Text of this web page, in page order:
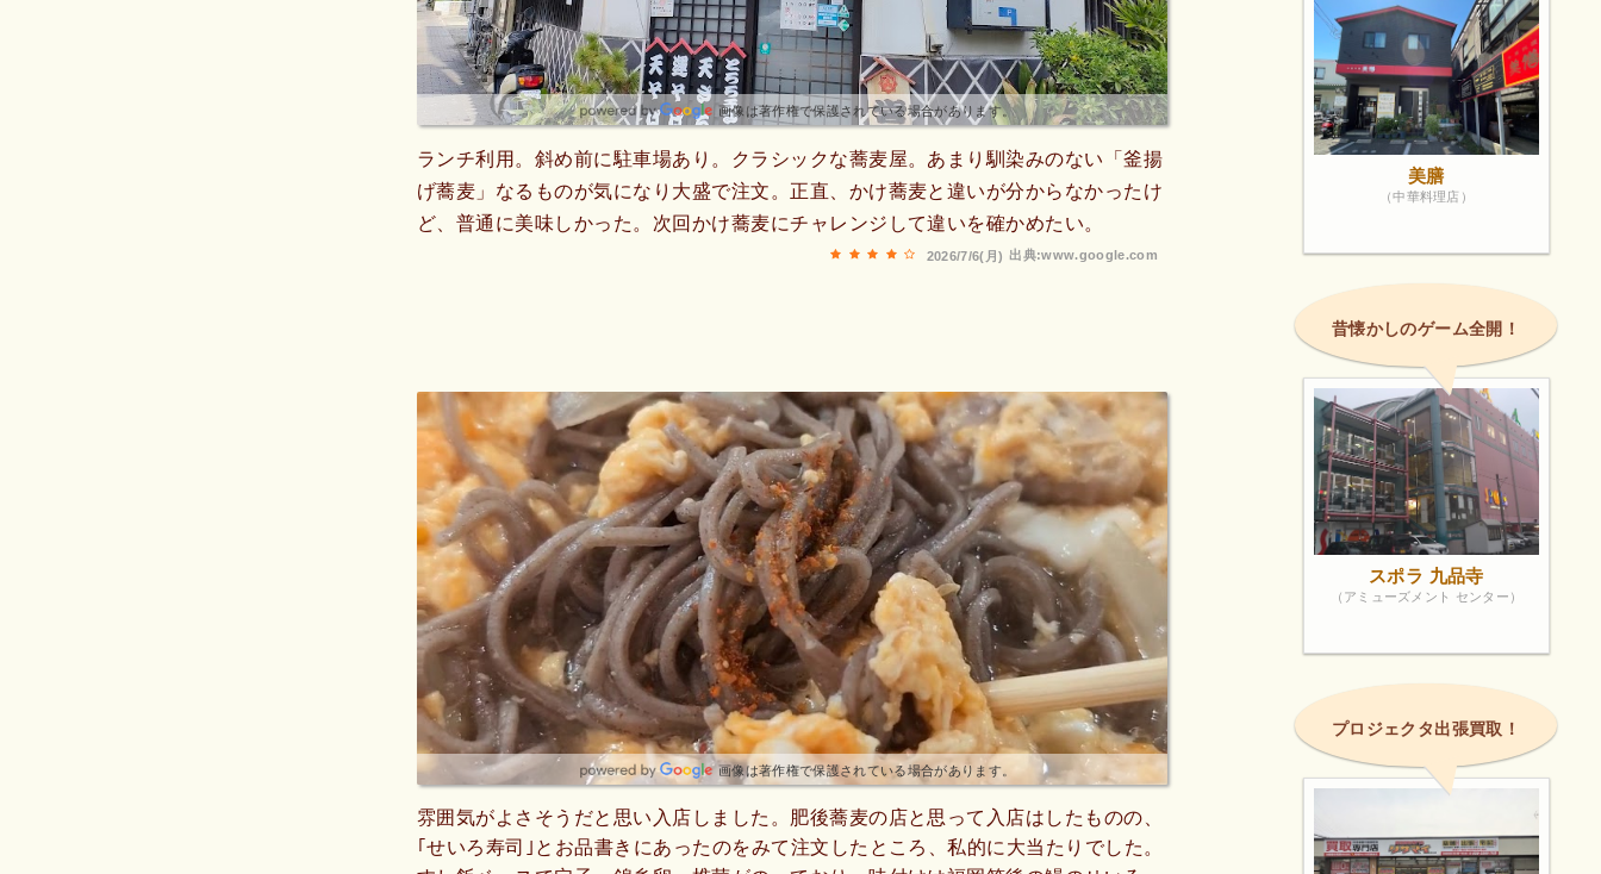
画像は著作権で保護されている場合があります。
ランチ利用。斜め前に駐車場あり。クラシックな蕎麦屋。あまり馴染みのない「釜揚
げ蕎麦」なるものが気になり大盛で注文。正直、かけ蕎麦と違いが分からなかったけ
ど、普通に美味しかった。次回かけ蕎麦にチャレンジして違いを確かめたい。
出典:www.google.com
2026/7/6(月)
画像は著作権で保護されている場合があります。
雰囲気がよさそうだと思い入店しました。肥後蕎麦の店と思って入店はしたものの、
｢せいろ寿司｣とお品書きにあったのをみて注文したところ、私的に大当たりでした。
美膳
（中華料理店）
昔懐かしのゲーム全開！
スポラ 九品寺
（アミューズメント センター）
プロジェクタ出張買取！